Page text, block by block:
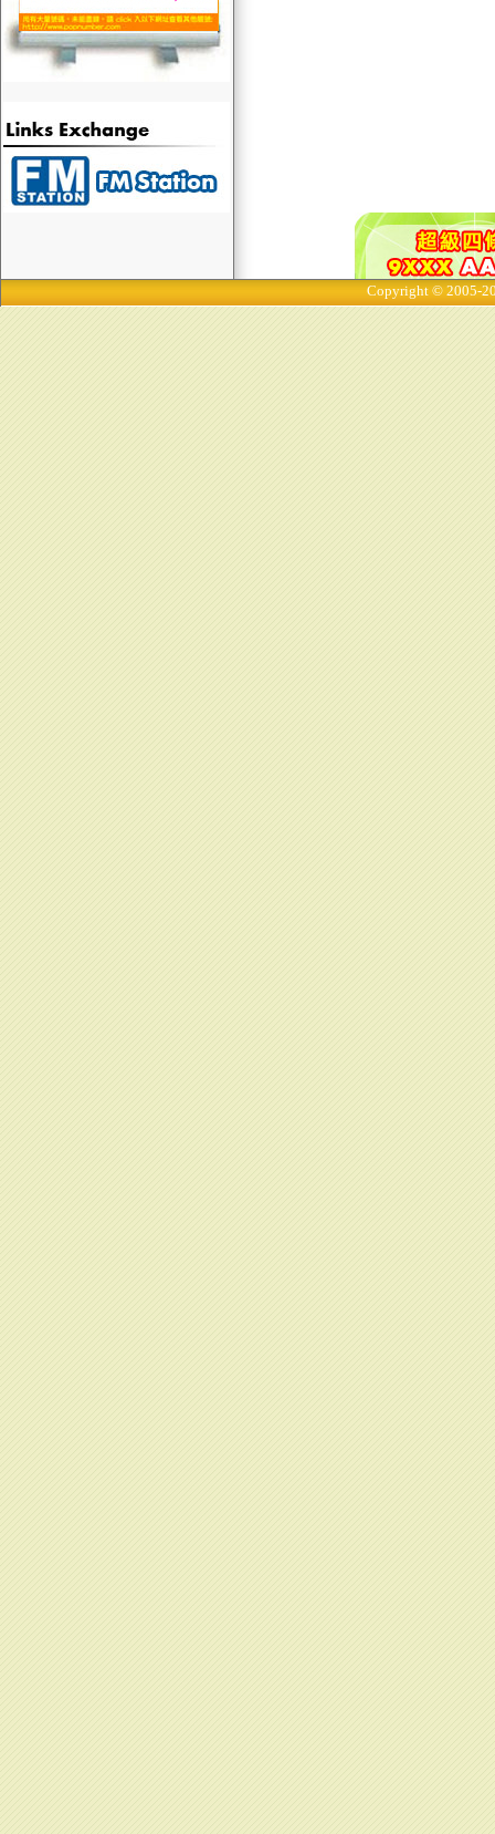
Copyright © 2005-